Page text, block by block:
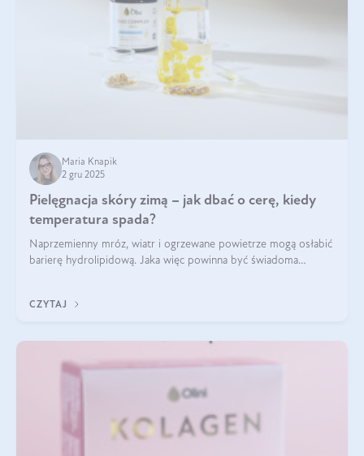
Maria Knapik
2 gru 2025
Pielęgnacja skóry zimą – jak dbać o cerę, kiedy
temperatura spada?
Naprzemienny mróz, wiatr i ogrzewane powietrze mogą osłabić
barierę hydrolipidową. Jaka więc powinna być świadoma
CZYTAJ